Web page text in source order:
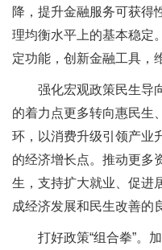
降，提升金融服务可获得
理均衡水平上的基本稳定
定功能，创新金融工具，
强化宏观政策民生导向
的着力点更多转向惠民生
环，以消费升级引领产业
的经济增长点。推动更多
生，支持扩大就业、促进
成经济发展和民生改善的
打好政策“组合拳”。加